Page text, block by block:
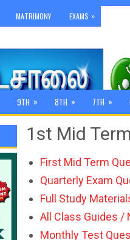
MATRIMONY EXAMS »
9TH » 8TH » 7TH »
1st Mid
First Mid Term
Quarterly Exam
Full Study
All Class Guides /
Monthly Test